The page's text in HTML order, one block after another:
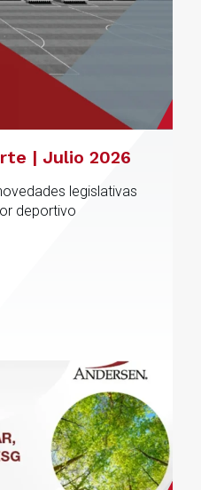
| Julio 2026
legislativas
deportivo